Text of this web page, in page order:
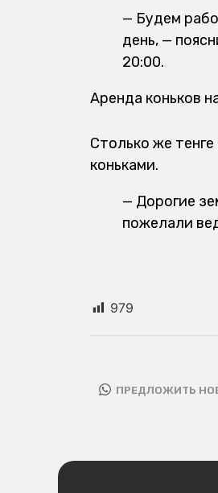
— Будем
день, —
20:00.
Аренда коньков
Столько же
коньками.
— Дорогие
пожелали
979
ПРЕДЛОЖИТЬ